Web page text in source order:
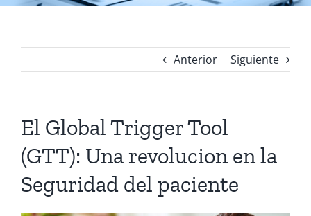
Anterior Siguiente
El Global Trigger Tool
(GTT): Una revolucion en la
Seguridad del paciente